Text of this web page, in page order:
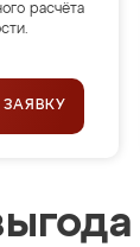
расчёта